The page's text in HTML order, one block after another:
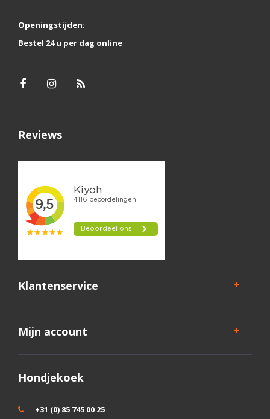
Openingstijden:
Bestel 24 u per dag online
Reviews
Klantenservice
Mijn account
Hondjekoek
+31 (0) 85 745 00 25